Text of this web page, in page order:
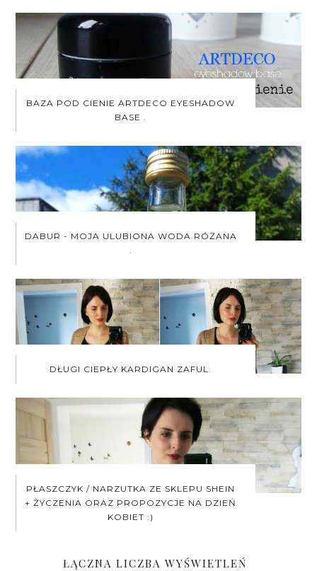
BAZA POD CIENIE ARTDECO EYESHADOW
BASE .
DABUR - MOJA ULUBIONA WODA RÓŻANA
.
DŁUGI CIEPŁY KARDIGAN ZAFUL.
PŁASZCZYK / NARZUTKA ZE SKLEPU SHEIN
+ ŻYCZENIA ORAZ PROPOZYCJE NA DZIEŃ
KOBIET :)
ŁĄCZNA LICZBA WYŚWIETLEŃ